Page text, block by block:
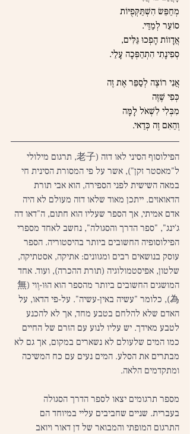
מְחַפֵּשׂ הִשְׁתַּקְּפֻיּוֹת
סוֹעֵר לְמַדַּי.
אֲדָווֹת הָפְכוּ גַּלִּים,
סְפִינָתִי הִתְהַפְּכָה עָלַי.
אֲנִי רוֹצֶה לְסַפֵּר אֶת זֶה
כְּפִי שֶׁזֶּה
מִבְּלִי לִשְׁאֹל לָמָּה
וְהַאִם זֶה כְּדַאי.
הפילוסוף הסיני לאו דזה (老子, תרגום מילולי
ל"מאסטר זקן"), אשר על פי המסורת הסינית חי
במאה השישית לפני הספירה, הוא אבי תורת
הדאואזים. ייתכן מאוד שלאו דזה מעולם לא היה
אדם אמיתי, אך הספר שעליו הוא חתום, ה"דאו דה
ג'ינג", "ספר הדרך והסגולה", נחשב לאחד מספרי
הפילוסופיה החשובים ביותר בהיסטוריה. הספר
עוסק בנושאים רבים ומגוונים: אתיקה, אסטתיקה,
שלטון, אפיסטמולוגיה (תורת ההכרה), ועוד. אחד
המושגים החשובים ביותר מהספר הוא הוּו-וֶוי (無
為), כלומר "עשיה באין-עשיה". על-פי הדאו, על
האדם שלא להלחם בטבע מחד, אך לא להכנע
לטבע מאידך. יש עליו לנוע עם הזרם של החיים
כמו המים שלעולם לא נשארים במקום, אך גם לא
מבתרים את הסלע. המים נעים עם כח המשיכה
ומתקדמים הלאה.
מספר תרגומים יצאו לספר הדרך הסגולה
בעברית. שניים שחביבים עליי במיוחד הם
התרגום המופתי והמבואר של דן דאור ויואב